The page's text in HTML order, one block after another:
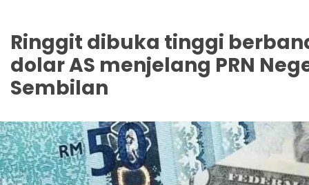
Ringgit dibuka tinggi
dolar AS menjelang PRN
Sembilan